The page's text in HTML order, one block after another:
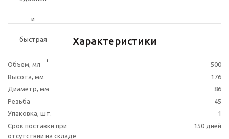
Характеристики
Объем, мл
500
Высота, мм
176
Диаметр, мм
86
Резьба
45
Упаковка, шт.
1
Срок поставки при
отсутствии на складе
150 дней